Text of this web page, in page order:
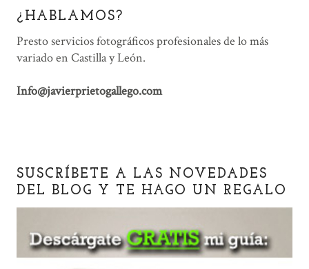
¿HABLAMOS?
Presto servicios fotográficos profesionales de lo más
variado en Castilla y León.
Info@javierprietogallego.com
SUSCRÍBETE A LAS NOVEDADES
DEL BLOG Y TE HAGO UN REGALO